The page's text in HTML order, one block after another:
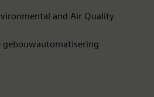
and Air Quality
gebouwautomatisering